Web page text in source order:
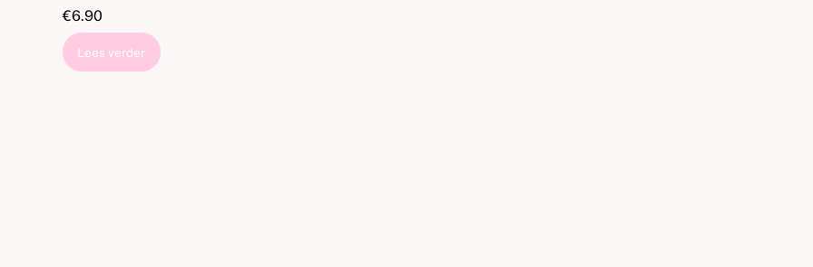
€6.90
Lees verder